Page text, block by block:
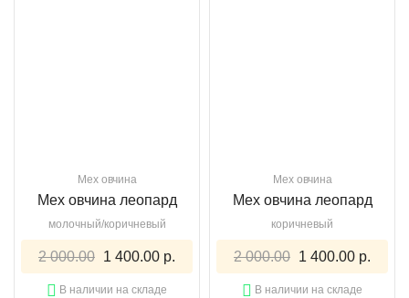
Мех овчина
Мех овчина леопард
молочный/коричневый
2 000.00 1 400.00 р.
В наличии на складе
Мех овчина
Мех овчина леопард
коричневый
2 000.00 1 400.00 р.
В наличии на складе